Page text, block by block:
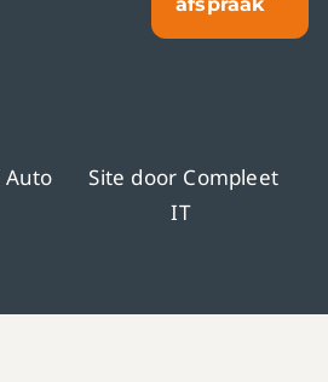
Site door Compleet
IT